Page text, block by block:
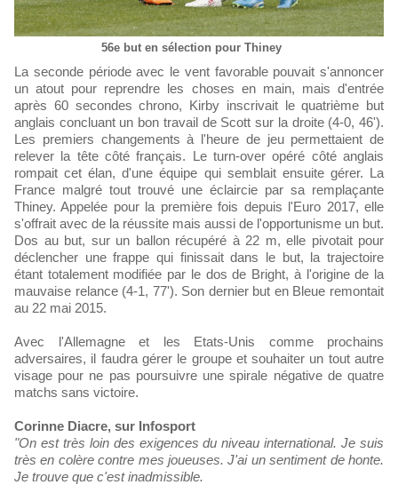
56e but en sélection pour Thiney
La seconde période avec le vent favorable pouvait s'annoncer
un atout pour reprendre les choses en main, mais d'entrée
après 60 secondes chrono, Kirby inscrivait le quatrième but
anglais concluant un bon travail de Scott sur la droite (4-0, 46').
Les premiers changements à l'heure de jeu permettaient de
relever la tête côté français. Le turn-over opéré côté anglais
rompait cet élan, d'une équipe qui semblait ensuite gérer. La
France malgré tout trouvé une éclaircie par sa remplaçante
Thiney. Appelée pour la première fois depuis l'Euro 2017, elle
s'offrait avec de la réussite mais aussi de l'opportunisme un but.
Dos au but, sur un ballon récupéré à 22 m, elle pivotait pour
déclencher une frappe qui finissait dans le but, la trajectoire
étant totalement modifiée par le dos de Bright, à l'origine de la
mauvaise relance (4-1, 77'). Son dernier but en Bleue remontait
au 22 mai 2015.
Avec l'Allemagne et les Etats-Unis comme prochains
adversaires, il faudra gérer le groupe et souhaiter un tout autre
visage pour ne pas poursuivre une spirale négative de quatre
matchs sans victoire.
Corinne Diacre, sur Infosport
"On est très loin des exigences du niveau international. Je suis
très en colère contre mes joueuses. J'ai un sentiment de honte.
Je trouve que c'est inadmissible.